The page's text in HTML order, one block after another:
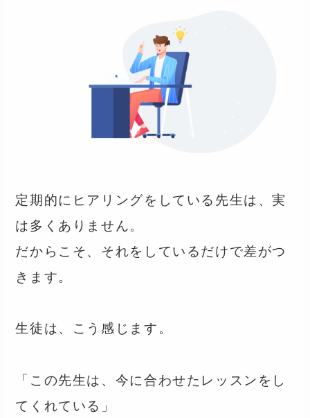
定期的にヒアリングをしている先生は、実
は多くありません。
だからこそ、それをしているだけで差がつ
きます。
生徒は、こう感じます。
「この先生は、今に合わせたレッスンをし
てくれている」